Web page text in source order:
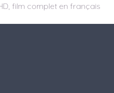
film complet en français